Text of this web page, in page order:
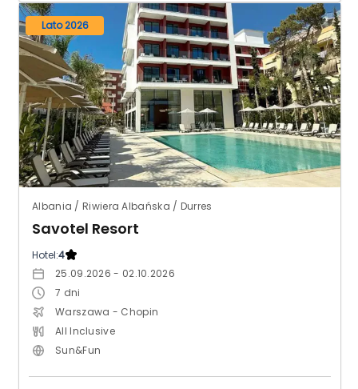
Lato 2026
Albania / Riwiera Albańska / Durres
Savotel Resort
Hotel:4
25.09.2026 - 02.10.2026
7 dni
Warszawa - Chopin
All Inclusive
Sun&Fun